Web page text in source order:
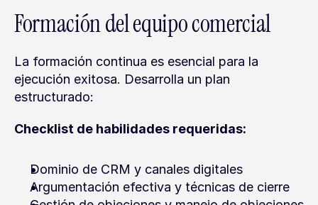
Formación del equipo comercial
La formación continua es esencial para la
ejecución exitosa. Desarrolla un plan
estructurado:
Checklist de habilidades requeridas:
Dominio de CRM y canales digitales
Argumentación efectiva y técnicas de cierre